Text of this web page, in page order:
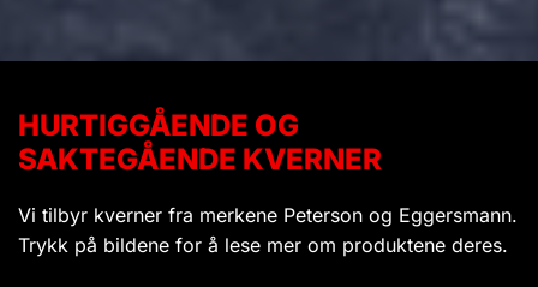
HURTIGGÅENDE OG
SAKTEGÅENDE KVERNER
Vi tilbyr kverner fra merkene Peterson og Eggersmann.
Trykk på bildene for å lese mer om produktene deres.